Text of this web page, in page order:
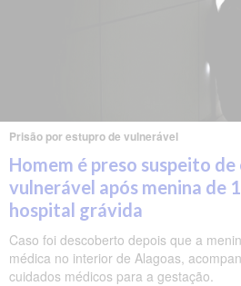
Prisão por estupro de vulnerável
Homem é preso suspeito
vulnerável após menina de
hospital grávida
Caso foi descoberto depois que a
médica no interior de Alagoas,
cuidados médicos para a gestação.